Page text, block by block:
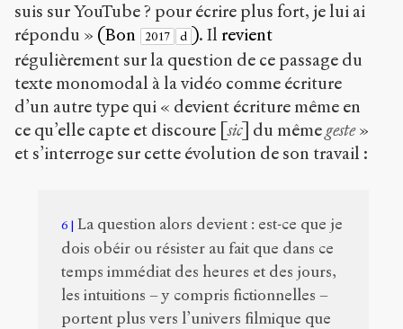
suis sur YouTube ? pour écrire plus fort, je lui ai
répondu » (Bon 2017 d ). Il revient
régulièrement sur la question de ce passage du
texte monomodal à la vidéo comme écriture
d’un autre type qui « devient écriture même en
ce qu’elle capte et discoure [sic] du mêmegeste»
et s’interroge sur cette évolution de son travail :
6
La question alors devient : est-ce que je
dois obéir ou résister au fait que dans ce
temps immédiat des heures et des jours,
les intuitions – y compris fictionnelles –
portent plus vers l’univers filmique que